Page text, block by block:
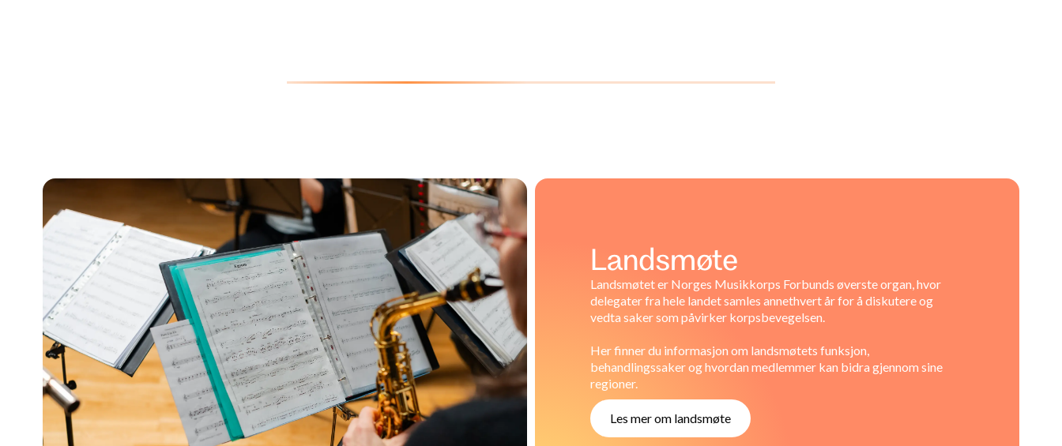
Landsmøte
Landsmøtet er Norges Musikkorps Forbunds øverste organ, hvor
delegater fra hele landet samles annethvert år for å diskutere og
vedta saker som påvirker korpsbevegelsen.
Her finner du informasjon om landsmøtets funksjon,
behandlingssaker og hvordan medlemmer kan bidra gjennom sine
regioner.
Les mer om landsmøte